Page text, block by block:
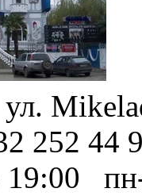
252 44
19:00